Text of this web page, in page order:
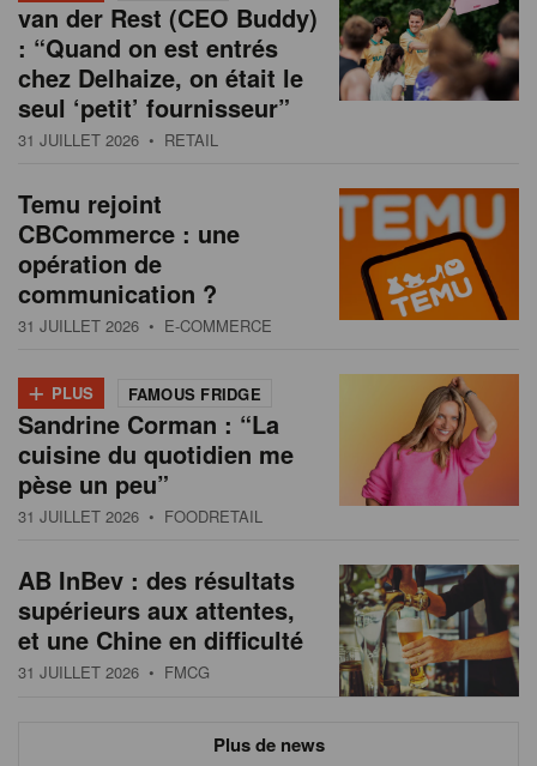
van der Rest (CEO Buddy)
: “Quand on est entrés
chez Delhaize, on était le
seul ‘petit’ fournisseur”
31 JUILLET 2026 • RETAIL
Temu rejoint
CBCommerce : une
opération de
communication ?
31 JUILLET 2026 • E-COMMERCE
+ PLUS FAMOUS FRIDGE
Sandrine Corman : “La
cuisine du quotidien me
pèse un peu”
31 JUILLET 2026 • FOODRETAIL
AB InBev : des résultats
supérieurs aux attentes,
et une Chine en difficulté
31 JUILLET 2026 • FMCG
Plus de news